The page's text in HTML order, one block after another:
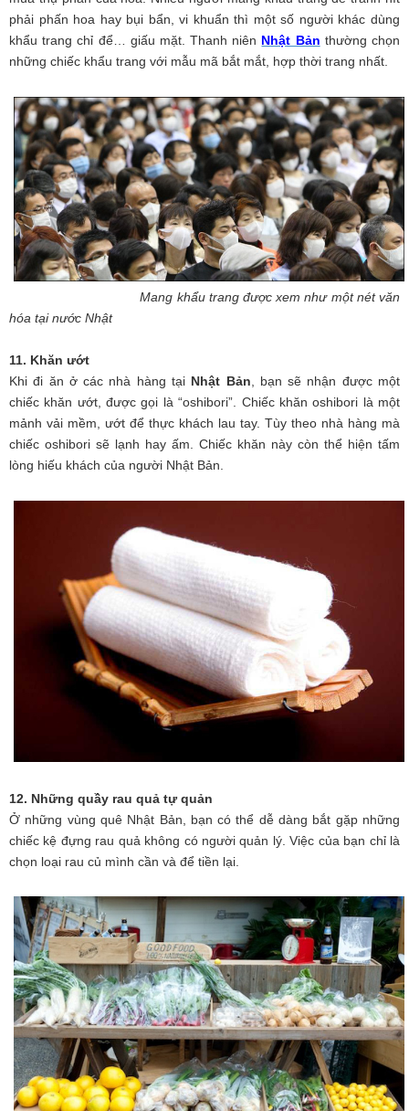
phải phấn hoa hay bụi bẩn, vi khuẩn thì một số người khác dùng
khẩu trang chỉ để… giấu mặt. Thanh niên Nhật Bản thường chọn
những chiếc khẩu trang với mẫu mã bắt mắt, hợp thời trang nhất.
Mang khẩu trang được xem như một nét văn
hóa tại nước Nhật
11. Khăn ướt
Khi đi ăn ở các nhà hàng tại Nhật Bản, bạn sẽ nhận được một
chiếc khăn ướt, được gọi là “oshibori”. Chiếc khăn oshibori là một
mảnh vải mềm, ướt để thực khách lau tay. Tùy theo nhà hàng mà
chiếc oshibori sẽ lạnh hay ấm. Chiếc khăn này còn thể hiện tấm
lòng hiếu khách của người Nhật Bản.
12. Những quầy rau quả tự quản
Ở những vùng quê Nhật Bản, bạn có thể dễ dàng bắt gặp những
chiếc kệ đựng rau quả không có người quản lý. Việc của bạn chỉ là
chọn loại rau củ mình cần và để tiền lại.